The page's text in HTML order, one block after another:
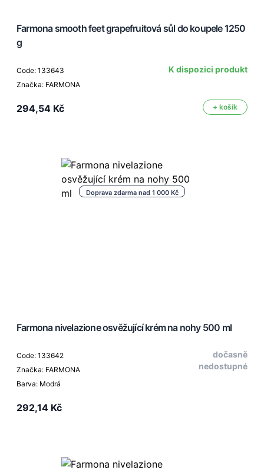
Farmona smooth feet grapefruitová sůl do koupele 1250
g
Code: 133643
Značka: FARMONA
K dispozici produkt
294,54 Kč + košík
Doprava zdarma nad 1 000 Kč
Farmona nivelazione osvěžující krém na nohy 500 ml
Code: 133642
Značka: FARMONA
Barva: Modrá
dočasně
nedostupné
292,14 Kč